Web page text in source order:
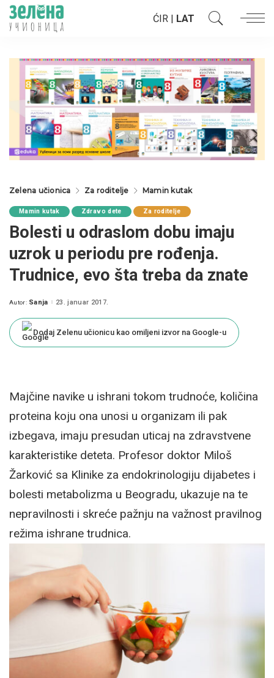
ĆIR | LAT
Zelena učionica Za roditelje Mamin kutak
Mamin kutak Zdravo dete Za roditelje
Bolesti u odraslom dobu imaju
uzrok u periodu pre rođenja.
Trudnice, evo šta treba da znate
Posted
Autor: Sanja 23. januar 2017.
Dodaj Zelenu učionicu kao omiljeni izvor na Google-u
Majčine navike u ishrani tokom trudnoće, količina
proteina koju ona unosi u organizam ili pak
izbegava, imaju presudan uticaj na zdravstvene
karakteristike deteta. Profesor doktor Miloš
Žarković sa Klinike za endokrinologiju dijabetes i
bolesti metabolizma u Beogradu, ukazuje na te
nepravilnosti i skreće pažnju na važnost pravilnog
režima ishrane trudnica.